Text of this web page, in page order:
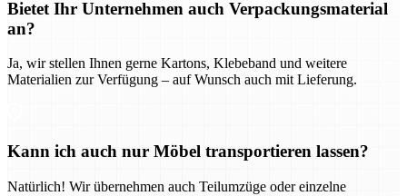
Bietet Ihr Unternehmen auch Verpackungsmaterial
an?
Ja, wir stellen Ihnen gerne Kartons, Klebeband und weitere
Materialien zur Verfügung – auf Wunsch auch mit Lieferung.
Kann ich auch nur Möbel transportieren lassen?
Natürlich! Wir übernehmen auch Teilumzüge oder einzelne